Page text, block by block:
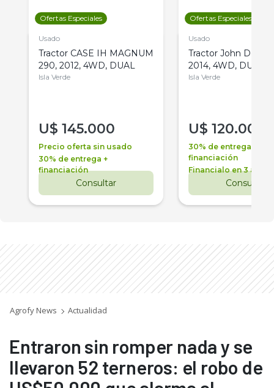
Ofertas Especiales
Usado
Tractor CASE IH MAGNUM
290, 2012, 4WD, DUAL
Isla Verde
U$ 145.000
Precio oferta sin usado
30% de entrega +
financiación
Consultar
Ofertas Especiales
Usado
Tractor John Deere
2014, 4WD, DUAL
Isla Verde
U$ 120.000
30% de entrega +
financiación
Financialo en 3 años
Consultar
Agrofy News Actualidad
Entraron sin romper nada y se
llevaron 52 terneros: el robo de